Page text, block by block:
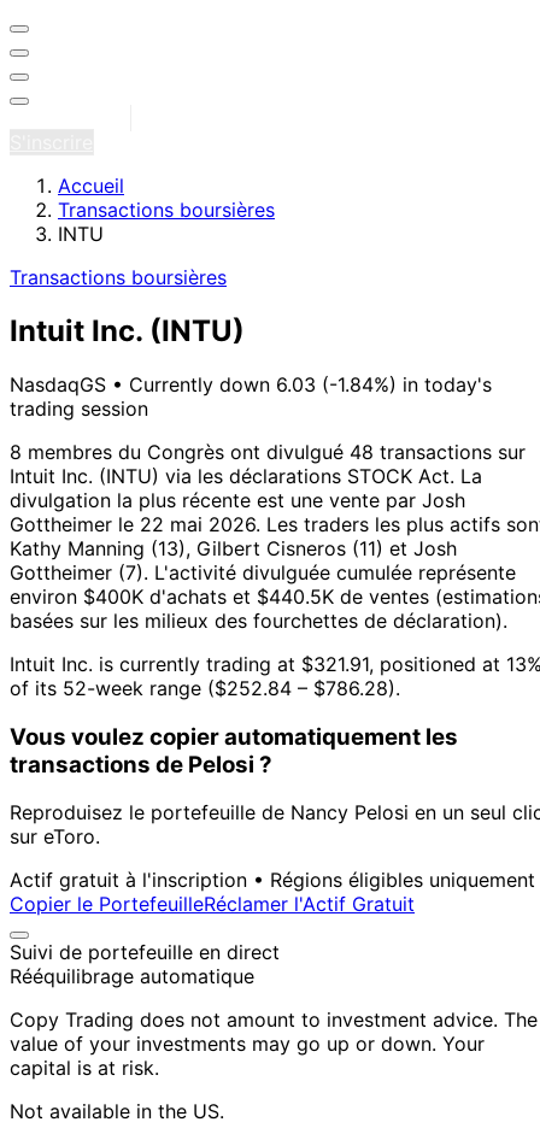
Accueil
Transactions boursières
INTU
Transactions boursières
Intuit Inc. (INTU)
NasdaqGS • Currently down 6.03 (-1.84%) in today's
trading session
8 membres du Congrès ont divulgué 48 transactions sur
Intuit Inc. (INTU) via les déclarations STOCK Act. La
divulgation la plus récente est une vente par Josh
Gottheimer le 22 mai 2026. Les traders les plus actifs
Kathy Manning (13), Gilbert Cisneros (11) et Josh
Gottheimer (7). L'activité divulguée cumulée représente
environ $400K d'achats et $440.5K de ventes
basées sur les milieux des fourchettes de déclaration).
Intuit Inc. is currently trading at $321.91, positioned at
of its 52-week range ($252.84 – $786.28).
Vous voulez copier automatiquement les
transactions de Pelosi ?
Reproduisez le portefeuille de Nancy Pelosi en un seul
sur eToro.
Actif gratuit à l'inscription • Régions éligibles uniquement
Copier le PortefeuilleRéclamer l'Actif Gratuit
Suivi de portefeuille en direct
Rééquilibrage automatique
Copy Trading does not amount to investment advice. The
value of your investments may go up or down. Your
capital is at risk.
Not available in the US.